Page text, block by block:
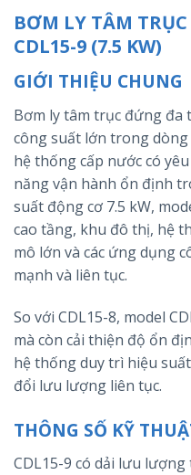
BƠM LY TÂM
CDL15-9 (7.5 KW)
GIỚI THIỆU CHUNG
Bơm ly tâm trục đứng đa
công suất lớn trong dòng
hệ thống cấp nước có
năng vận hành ổn định
suất động cơ 7.5 kW,
cao tầng, khu đô thị, hệ
mô lớn và các ứng dụng
mạnh và liên tục.
So với CDL15-8, model
mà còn cải thiện độ ổn
hệ thống duy trì hiệu
đổi lưu lượng liên tục.
THÔNG SỐ KỸ
CDL15-9 có dải lưu lượng